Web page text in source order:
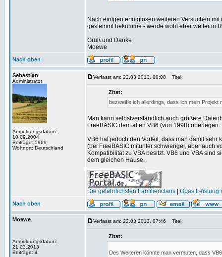
Nach einigen erfolglosen weiteren Versuchen
gestemmt bekomme - werde wohl eher weiter in
Gruß und Danke
Moewe
Nach oben
Sebastian
Administrator
Anmeldungsdatum:
10.09.2004
Beiträge: 5969
Wohnort: Deutschland
Verfasst am: 22.03.2013, 00:08 Titel:
Zitat:
bezweifle ich allerdings, dass ich mein Projekt
Man kann selbstverständlich auch größere
FreeBASIC dem alten VB6 (von 1998) überlegen.
VB6 hat jedoch den Vorteil, dass man damit
(bei FreeBASIC mitunter schwieriger, aber auch
Kompatibilität zu VBA besitzt. VB6 und VBA sind
dem gleichen Hause.
Die gefährlichsten Familienclans Opas Leistung
Nach oben
Moewe
Anmeldungsdatum:
21.03.2013
Beiträge: 4
Verfasst am: 22.03.2013, 07:46 Titel:
Zitat:
Des Weiteren könnte man vermuten, dass